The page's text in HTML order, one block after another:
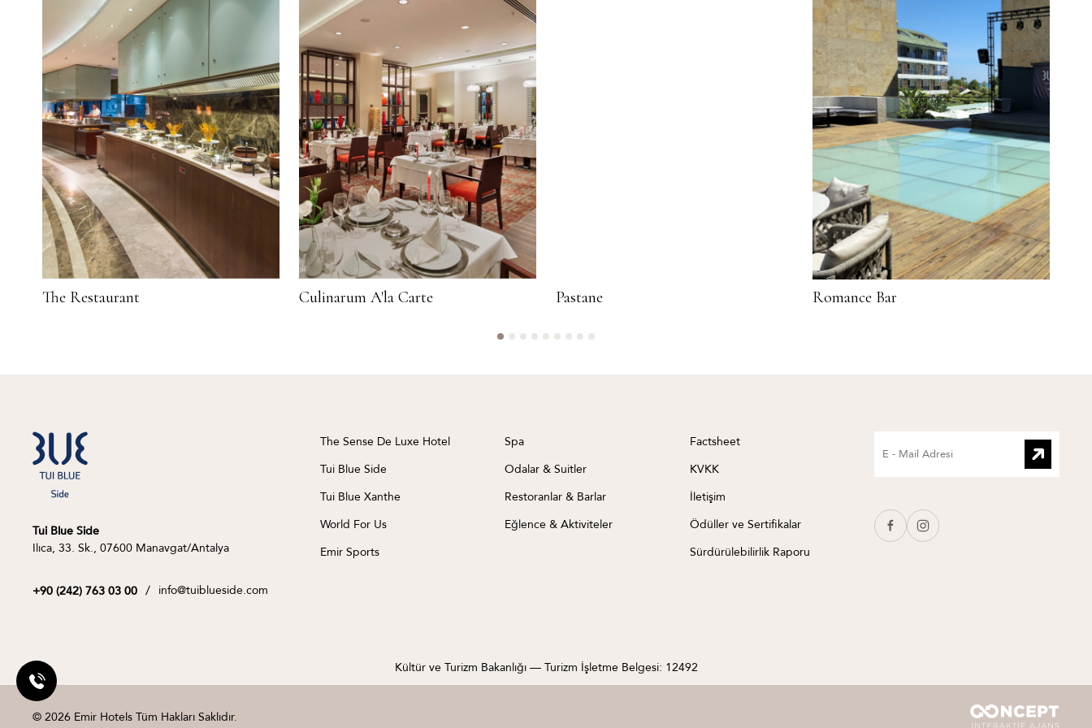
The Restaurant Culinarum A'la Carte Pastane Romance Bar
Tui Blue Side
Ilıca, 33. Sk., 07600 Manavgat/Antalya
+90 (242) 763 03 00 / info@tuiblueside.com
The Sense De Luxe Hotel
Tui Blue Side
Tui Blue Xanthe
World For Us
Emir Sports
Spa
Odalar & Suitler
Restoranlar & Barlar
Eğlence & Aktiviteler
Factsheet
KVKK
İletişim
Ödüller ve Sertifikalar
Sürdürülebilirlik Raporu
Kültür ve Turizm Bakanlığı — Turizm İşletme Belgesi: 12492
© 2026 Emir Hotels Tüm Hakları Saklıdır.